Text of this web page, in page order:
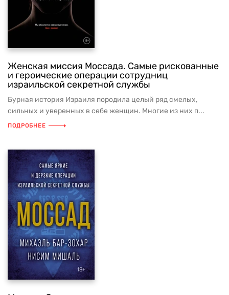
Женская миссия Моссада. Самые рискованные
и героические операции сотрудниц
израильской секретной службы
Бурная история Израиля породила целый ряд смелых,
сильных и уверенных в себе женщин. Многие из них п...
ПОДРОБНЕЕ